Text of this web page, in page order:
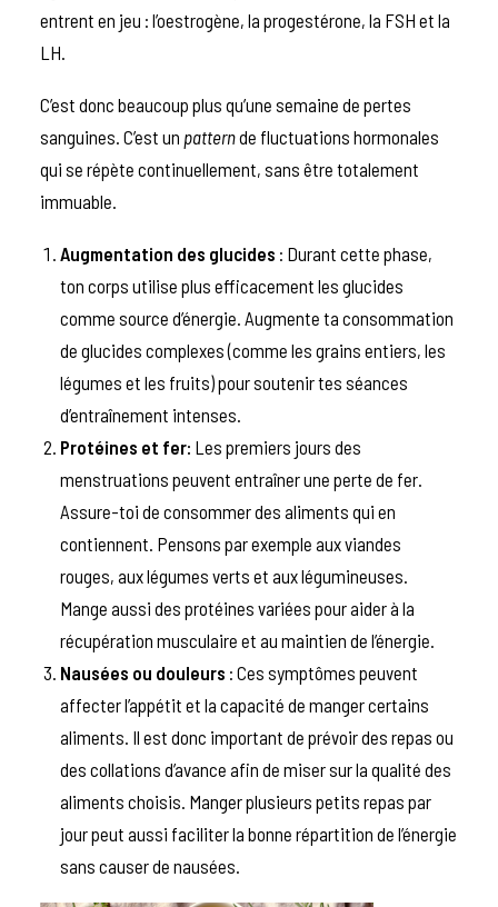
entrent en jeu : l’oestrogène, la progestérone, la FSH et la
LH.
C’est donc beaucoup plus qu’une semaine de pertes
sanguines. C’est un patternde fluctuations hormonales
qui se répète continuellement, sans être totalement
immuable.
Augmentation des glucides : Durant cette phase,
ton corps utilise plus efficacement les glucides
comme source d’énergie. Augmente ta consommation
de glucides complexes (comme les grains entiers, les
légumes et les fruits) pour soutenir tes séances
d’entraînement intenses.
Protéines et fer: Les premiers jours des
menstruations peuvent entraîner une perte de fer.
Assure-toi de consommer des aliments qui en
contiennent. Pensons par exemple aux viandes
rouges, aux légumes verts et aux légumineuses.
Mange aussi des protéines variées pour aider à la
récupération musculaire et au maintien de l’énergie.
Nausées ou douleurs : Ces symptômes peuvent
affecter l’appétit et la capacité de manger certains
aliments. Il est donc important de prévoir des repas ou
des collations d’avance afin de miser sur la qualité des
aliments choisis. Manger plusieurs petits repas par
jour peut aussi faciliter la bonne répartition de l’énergie
sans causer de nausées.